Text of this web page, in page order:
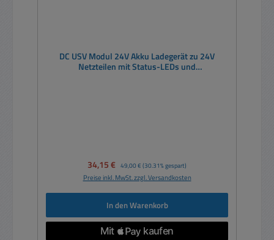
DC USV Modul 24V Akku Ladegerät zu 24V
Netzteilen mit Status-LEDs und
Verkaufspreis:
34,15 € Regulärer Preis:
49,00 € (30.31% gespart)
Preise inkl. MwSt. zzgl. Versandkosten
In den Warenkorb